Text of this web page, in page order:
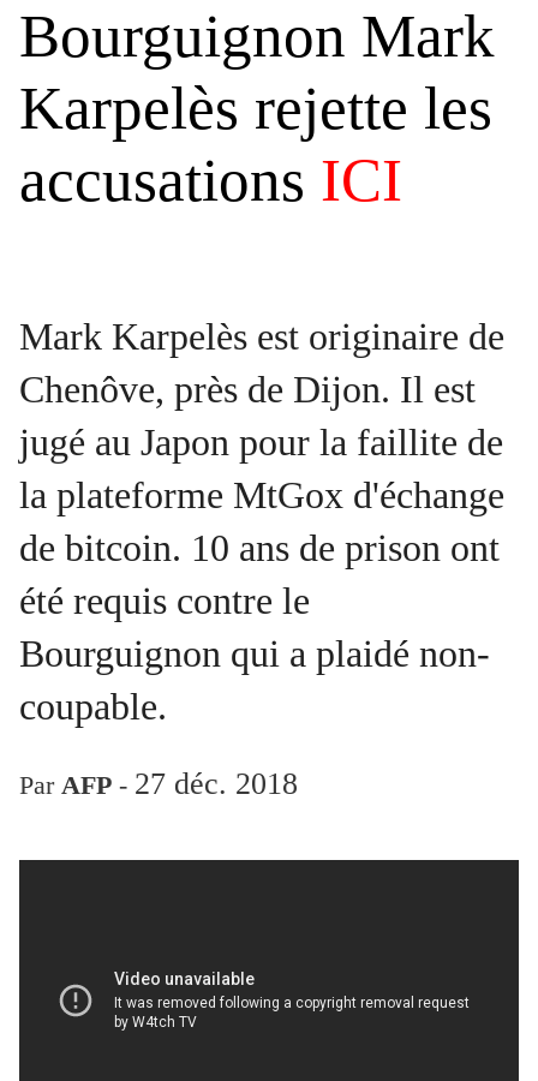
Bourguignon Mark
Karpelès rejette les
accusations ICI
Mark Karpelès est originaire de
Chenôve, près de Dijon. Il est
jugé au Japon pour la faillite de
la plateforme MtGox d'échange
de bitcoin. 10 ans de prison ont
été requis contre le
Bourguignon qui a plaidé non-
coupable.
Par AFP - 27 déc. 2018